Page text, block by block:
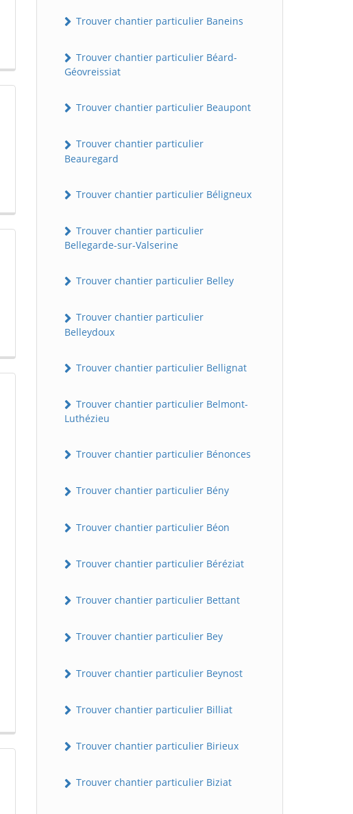
Trouver chantier particulier Baneins
Trouver chantier particulier Béard-
Géovreissiat
Trouver chantier particulier Beaupont
Trouver chantier particulier
Beauregard
Trouver chantier particulier Béligneux
Trouver chantier particulier
Bellegarde-sur-Valserine
Trouver chantier particulier Belley
Trouver chantier particulier
Belleydoux
Trouver chantier particulier Bellignat
Trouver chantier particulier Belmont-
Luthézieu
Trouver chantier particulier Bénonces
Trouver chantier particulier Bény
Trouver chantier particulier Béon
Trouver chantier particulier Béréziat
Trouver chantier particulier Bettant
Trouver chantier particulier Bey
Trouver chantier particulier Beynost
Trouver chantier particulier Billiat
Trouver chantier particulier Birieux
Trouver chantier particulier Biziat